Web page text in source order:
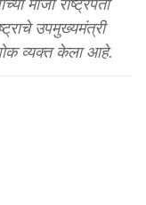
माजी राष्ट्रपती
उपमुख्यमंत्री
व्यक्त केला आहे.